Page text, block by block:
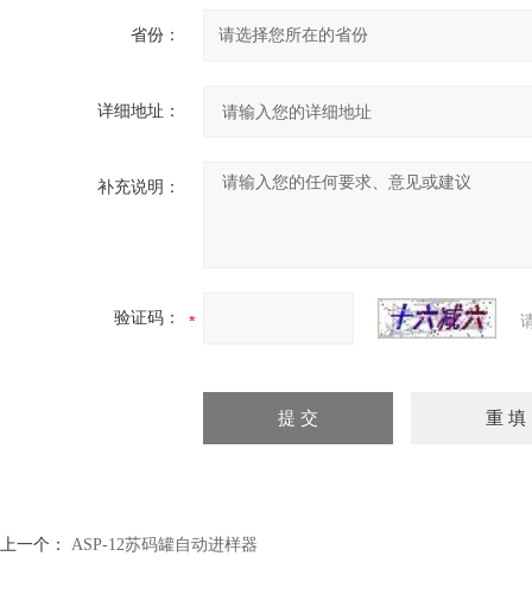
省份：
详细地址：
补充说明：
验证码：
上一个： ASP-12苏码罐自动进样器